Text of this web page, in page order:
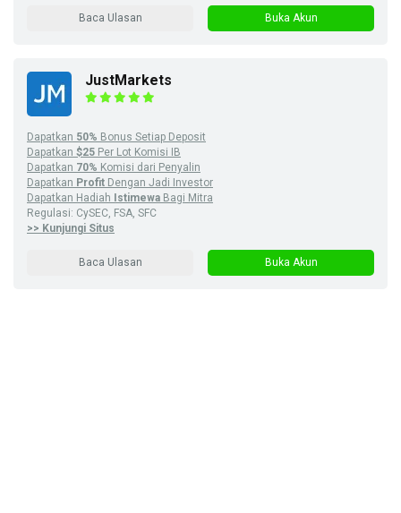
Baca Ulasan Buka Akun
JustMarkets
Dapatkan 50% Bonus Setiap Deposit
Dapatkan $25 Per Lot Komisi IB
Dapatkan 70% Komisi dari Penyalin
Dapatkan Profit Dengan Jadi Investor
Dapatkan Hadiah
Istimewa Bagi Mitra
Regulasi: CySEC, FSA, SFC
>> Kunjungi Situs
Baca Ulasan Buka Akun